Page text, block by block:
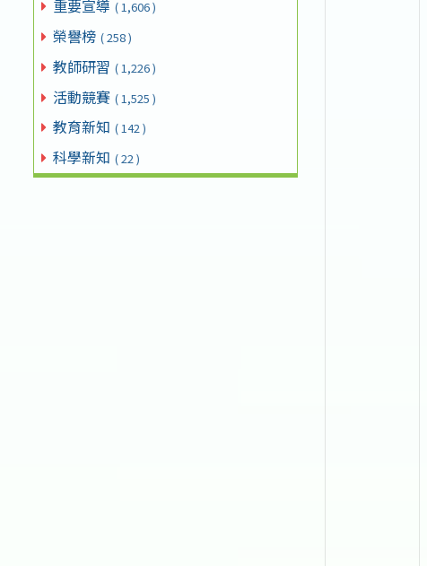
重要宣導 ( 1,606 )
榮譽榜 ( 258 )
教師研習 ( 1,226 )
活動競賽 ( 1,525 )
教育新知 ( 142 )
科學新知 ( 22 )